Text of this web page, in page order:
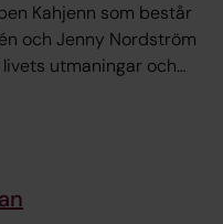
och Jenny Nordström
utmaningar och